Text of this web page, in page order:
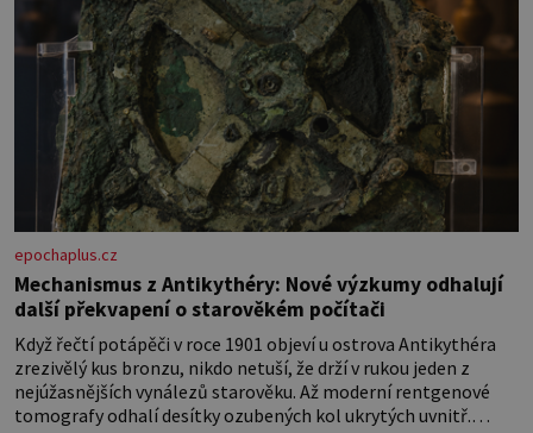
epochaplus.cz
Mechanismus z Antikythéry: Nové výzkumy odhalují
další překvapení o starověkém počítači
Když řečtí potápěči v roce 1901 objeví u ostrova Antikythéra
zrezivělý kus bronzu, nikdo netuší, že drží v rukou jeden z
nejúžasnějších vynálezů starověku. Až moderní rentgenové
tomografy odhalí desítky ozubených kol ukrytých uvnitř.